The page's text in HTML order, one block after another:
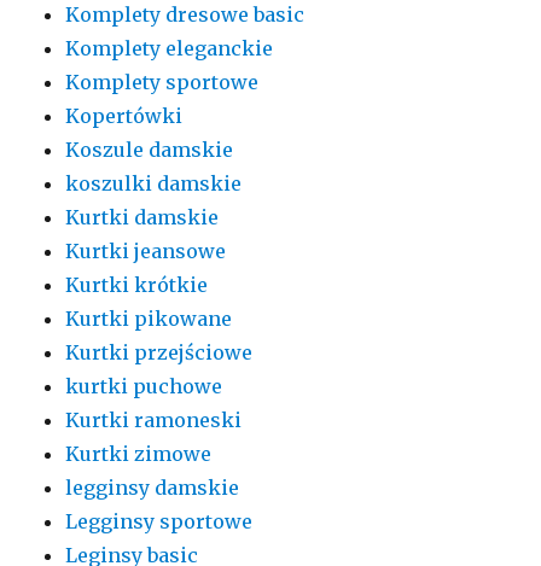
Komplety dresowe basic
Komplety eleganckie
Komplety sportowe
Kopertówki
Koszule damskie
koszulki damskie
Kurtki damskie
Kurtki jeansowe
Kurtki krótkie
Kurtki pikowane
Kurtki przejściowe
kurtki puchowe
Kurtki ramoneski
Kurtki zimowe
legginsy damskie
Legginsy sportowe
Leginsy basic